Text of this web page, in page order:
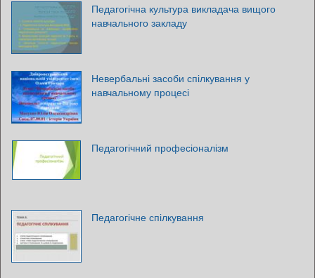
Педагогічна культура викладача вищого
навчального закладу
Невербальні засоби спілкування у
навчальному процесі
Педагогічний професіоналізм
Педагогічне спілкування